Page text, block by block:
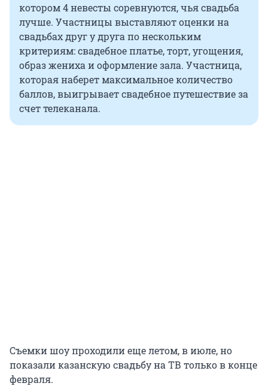
котором 4 невесты соревнуются, чья свадьба
лучше. Участницы выставляют оценки на
свадьбах друг у друга по нескольким
критериям: свадебное платье, торт, угощения,
образ жениха и оформление зала. Участница,
которая наберет максимальное количество
баллов, выигрывает свадебное путешествие за
счет телеканала.
Съемки шоу проходили еще летом, в июле, но
показали казанскую свадьбу на ТВ только в конце
февраля.